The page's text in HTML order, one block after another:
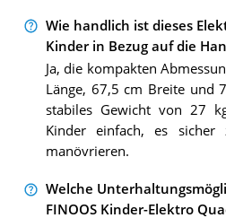
Wie handlich ist dieses
Kinder in Bezug auf die
Ja, die kompakten
Länge, 67,5 cm Breite und
stabiles Gewicht von 27
Kinder einfach, es
manövrieren.
Welche
FINOOS Kinder-Elektro